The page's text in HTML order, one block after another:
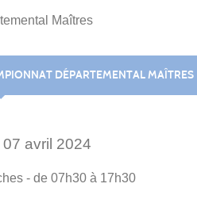
Maîtres
DÉPARTEMENTAL MAÎTRES
07 avril 2024
- de 07h30 à 17h30